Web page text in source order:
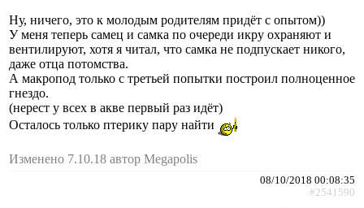
Ну, ничего, это к молодым родителям придёт с опытом))
У меня теперь самец и самка по очереди икру охраняют и
вентилируют, хотя я читал, что самка не подпускает никого,
даже отца потомства.
А макропод только с третьей попытки построил полноценное
гнездо.
(нерест у всех в акве первый раз идёт)
Осталось только птерику пару найти
Изменено 7.10.18 автор Megapolis
08/10/2018 00:08:35
#2541590